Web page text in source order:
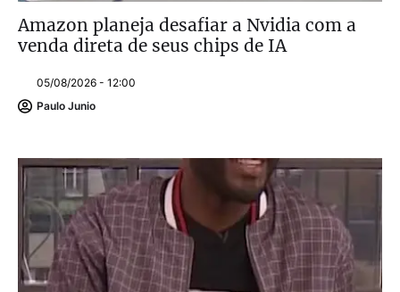
Amazon planeja desafiar a Nvidia com a
venda direta de seus chips de IA
05/08/2026 - 12:00
Paulo Junio